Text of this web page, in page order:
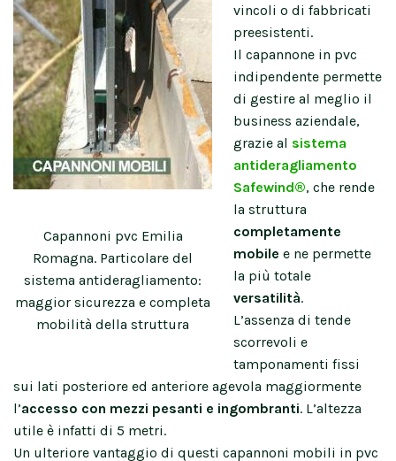
Capannoni pvc Emilia
Romagna. Particolare del
sistema antideragliamento:
maggior sicurezza e completa
mobilità della struttura
vincoli o di fabbricati
preesistenti.
Il capannone in pvc
indipendente permette
di gestire al meglio il
business aziendale,
grazie al sistema
antideragliamento
Safewind®, che rende
la struttura
completamente
mobile e ne permette
la più totale
versatilità.
L’assenza di tende
scorrevoli e
tamponamenti fissi
sui lati posteriore ed anteriore agevola maggiormente
l’accesso con mezzi pesanti e ingombranti. L’altezza
utile è infatti di 5 metri.
Un ulteriore vantaggio di questi capannoni mobili in pvc